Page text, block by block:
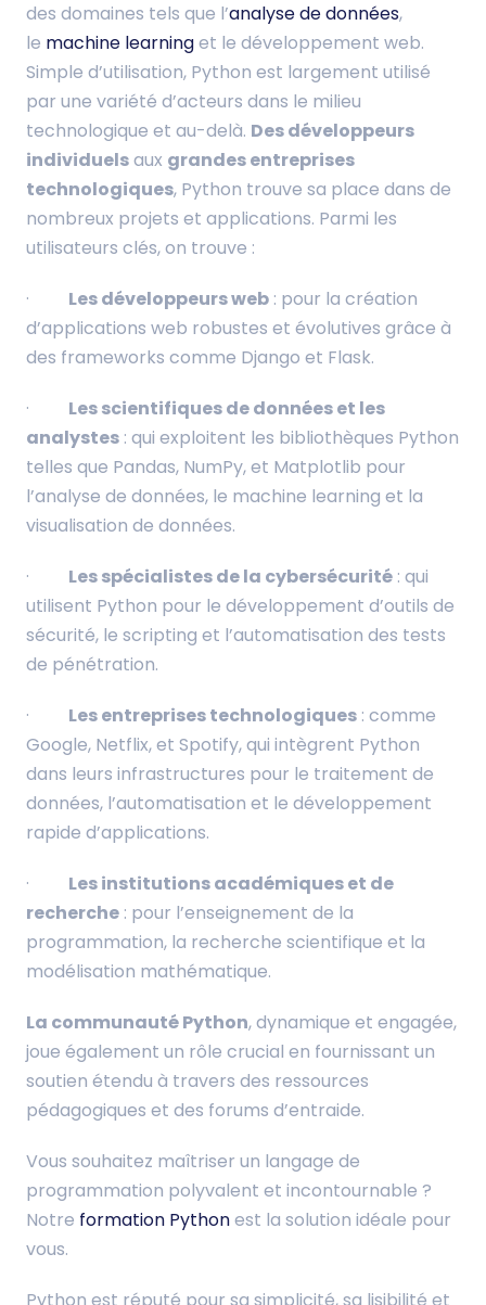
des domaines tels que l’analyse de données,
le machine learninget le développement web.
Simple d’utilisation, Python est largement utilisé
par une variété d’acteurs dans le milieu
technologique et au-delà. Des développeurs
individuelsaux grandes entreprises
technologiques, Python trouve sa place dans de
nombreux projets et applications. Parmi les
utilisateurs clés, on trouve :
· Les développeurs web : pour la création
d’applications web robustes et évolutives grâce à
des frameworks comme Django et Flask.
· Les scientifiques de données et les
analystes : qui exploitent les bibliothèques Python
telles que Pandas, NumPy, et Matplotlib pour
l’analyse de données, le machine learning et la
visualisation de données.
· Les spécialistes de la cybersécurité : qui
utilisent Python pour le développement d’outils de
sécurité, le scripting et l’automatisation des tests
de pénétration.
· Les entreprises technologiques : comme
Google, Netflix, et Spotify, qui intègrent Python
dans leurs infrastructures pour le traitement de
données, l’automatisation et le développement
rapide d’applications.
· Les institutions académiques et de
recherche : pour l’enseignement de la
programmation, la recherche scientifique et la
modélisation mathématique.
La communauté Python, dynamique et engagée,
joue également un rôle crucial en fournissant un
soutien étendu à travers des ressources
pédagogiques et des forums d’entraide.
Vous souhaitez maîtriser un langage de
programmation polyvalent et incontournable ?
Notre formation Pythonest la solution idéale pour
vous.
Python est réputé pour sa simplicité, sa lisibilité et